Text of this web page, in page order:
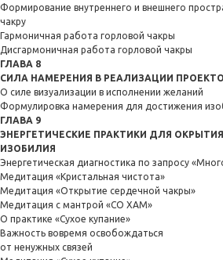
Формирование внутреннего и внешнего
чакру
Гармоничная работа горловой чакры
Дисгармоничная работа горловой чакры
ГЛАВА 8
СИЛА НАМЕРЕНИЯ В РЕАЛИЗАЦИИ
О силе визуализации в исполнении желаний
Формулировка намерения для достижения
ГЛАВА 9
ЭНЕРГЕТИЧЕСКИЕ ПРАКТИКИ ДЛЯ
ИЗОБИЛИЯ
Энергетическая диагностика по запросу
Медитация «Кристальная чистота»
Медитация «Открытие сердечной чакры»
Медитация с мантрой «СО ХАМ»
О практике «Сухое купание»
Важность вовремя освобождаться
от ненужных связей